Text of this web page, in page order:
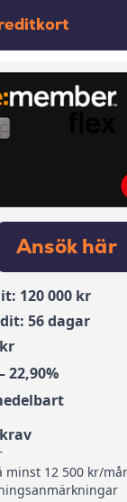
Ansök här
120 000 kr
56 dagar
22,90%
minst 12 500 kr/